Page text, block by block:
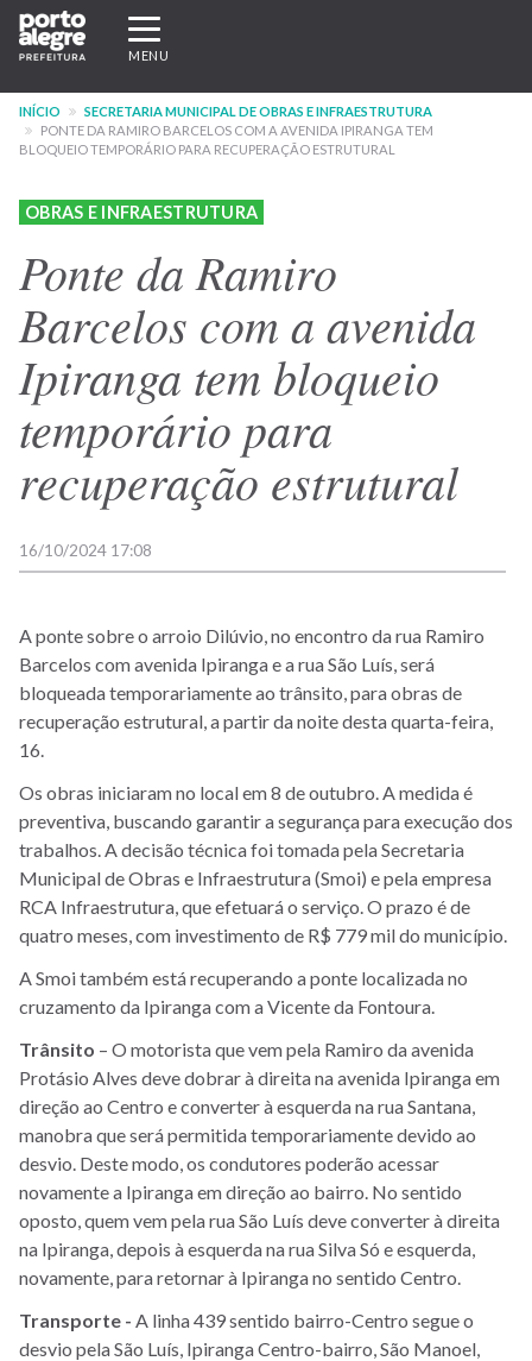
Pular
para
conteúdo
principal
Expandir/recolher
navegação
MENU
INÍCIO
SECRETARIA MUNICIPAL DE OBRAS E INFRAESTRUTURA
PONTE DA RAMIRO BARCELOS COM A AVENIDA IPIRANGA TEM
BLOQUEIO TEMPORÁRIO PARA RECUPERAÇÃO ESTRUTURAL
OBRAS E INFRAESTRUTURA
Ponte da Ramiro
Barcelos com a avenida
Ipiranga tem bloqueio
temporário para
recuperação estrutural
16/10/2024 17:08
A ponte sobre o arroio Dilúvio, no encontro da rua Ramiro
Barcelos com avenida Ipiranga e a rua São Luís, será
bloqueada temporariamente ao trânsito, para obras de
recuperação estrutural, a partir da noite desta quarta-feira,
16.
Os obras iniciaram no local em 8 de outubro. A medida é
preventiva, buscando garantir a segurança para execução dos
trabalhos. A decisão técnica foi tomada pela Secretaria
Municipal de Obras e Infraestrutura (Smoi) e pela empresa
RCA Infraestrutura, que efetuará o serviço. O prazo é de
quatro meses, com investimento de R$ 779 mil do município.
A Smoi também está recuperando a ponte localizada no
cruzamento da Ipiranga com a Vicente da Fontoura.
Trânsito – O motorista que vem pela Ramiro da avenida
Protásio Alves deve dobrar à direita na avenida Ipiranga em
direção ao Centro e converter à esquerda na rua Santana,
manobra que será permitida temporariamente devido ao
desvio. Deste modo, os condutores poderão acessar
novamente a Ipiranga em direção ao bairro. No sentido
oposto, quem vem pela rua São Luís deve converter à direita
na Ipiranga, depois à esquerda na rua Silva Só e esquerda,
novamente, para retornar à Ipiranga no sentido Centro.
Transporte - A linha 439 sentido bairro-Centro segue o
desvio pela São Luís, Ipiranga Centro-bairro, São Manoel,